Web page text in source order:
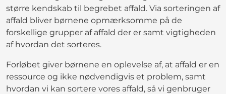
større kendskab til begrebet affald. Via sorteringen af
affald bliver børnene opmærksomme på de
forskellige grupper af affald der er samt vigtigheden
af hvordan det sorteres.
Forløbet giver børnene en oplevelse af, at affald er en
ressource og ikke nødvendigvis et problem, samt
hvordan vi kan sortere vores affald, så vi genbruger